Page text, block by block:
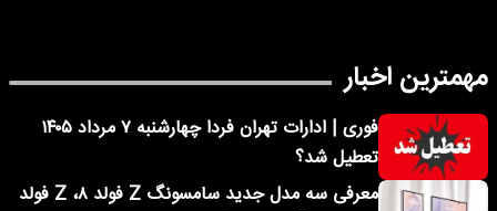
مهمترین اخبار
فوری | ادارات تهران فردا چهارشنبه ۷ مرداد ۱۴۰۵
تعطیل شد؟
معرفی سه مدل جدید سامسونگ Z فولد ۸، Z فولد